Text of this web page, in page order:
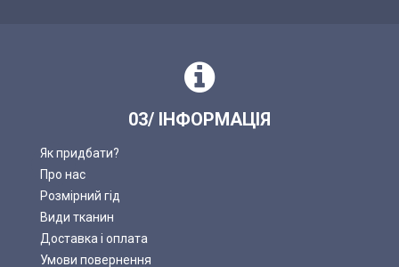
03/ ІНФОРМАЦІЯ
Як придбати?
Про нас
Розмірний гід
Види тканин
Доставка і оплата
Умови повернення